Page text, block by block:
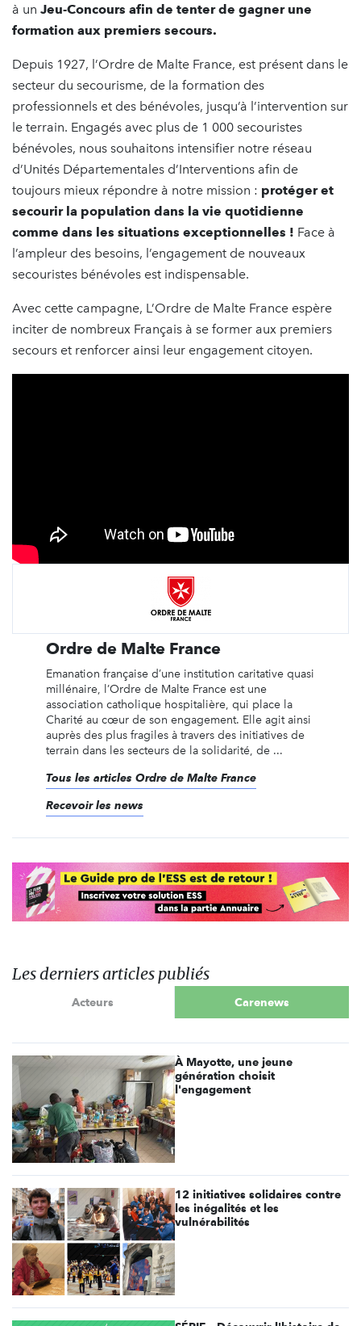
à un Jeu-Concours afin de tenter de gagner une
formation aux premiers secours.
Depuis 1927, l’Ordre de Malte France, est présent dans le
secteur du secourisme, de la formation des
professionnels et des bénévoles, jusqu’à l’intervention sur
le terrain. Engagés avec plus de 1 000 secouristes
bénévoles, nous souhaitons intensifier notre réseau
d’Unités Départementales d’Interventions afin de
toujours mieux répondre à notre mission : protéger et
secourir la population dans la vie quotidienne
comme dans les situations exceptionnelles ! Face à
l’ampleur des besoins, l’engagement de nouveaux
secouristes bénévoles est indispensable.
Avec cette campagne, L’Ordre de Malte France espère
inciter de nombreux Français à se former aux premiers
secours et renforcer ainsi leur engagement citoyen.
Ordre de Malte France
Emanation française d’une institution caritative quasi
millénaire, l’Ordre de Malte France est une
association catholique hospitalière, qui place la
Charité au cœur de son engagement. Elle agit ainsi
auprès des plus fragiles à travers des initiatives de
terrain dans les secteurs de la solidarité, de ...
Tous les articles Ordre de Malte France
Recevoir les news
Les derniers articles publiés
Acteurs Carenews
À Mayotte, une jeune
génération choisit
l'engagement
12 initiatives solidaires contre
les inégalités et les
vulnérabilités